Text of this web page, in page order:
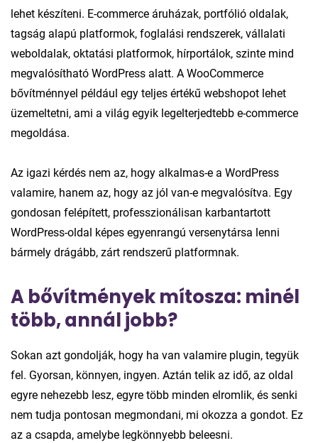
lehet készíteni. E-commerce áruházak, portfólió oldalak,
tagság alapú platformok, foglalási rendszerek, vállalati
weboldalak, oktatási platformok, hírportálok, szinte mind
megvalósítható WordPress alatt. A WooCommerce
bővítménnyel például egy teljes értékű webshopot lehet
üzemeltetni, ami a világ egyik legelterjedtebb e-commerce
megoldása.
Az igazi kérdés nem az, hogy alkalmas-e a WordPress
valamire, hanem az, hogy az jól van-e megvalósítva. Egy
gondosan felépített, professzionálisan karbantartott
WordPress-oldal képes egyenrangú versenytársa lenni
bármely drágább, zárt rendszerű platformnak.
A bővítmények mítosza: minél
több, annál jobb?
Sokan azt gondolják, hogy ha van valamire plugin, tegyük
fel. Gyorsan, könnyen, ingyen. Aztán telik az idő, az oldal
egyre nehezebb lesz, egyre több minden elromlik, és senki
nem tudja pontosan megmondani, mi okozza a gondot. Ez
az a csapda, amelybe legkönnyebb beleesni.